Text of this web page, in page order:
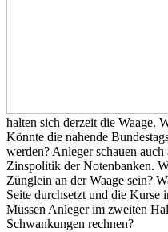
halten sich derzeit die Waage.
Könnte die nahende
werden? Anleger schauen
Zinspolitik der Notenbanken.
Zünglein an der Waage sein?
Seite durchsetzt und die Kurse
Müssen Anleger im zweiten
Schwankungen rechnen?